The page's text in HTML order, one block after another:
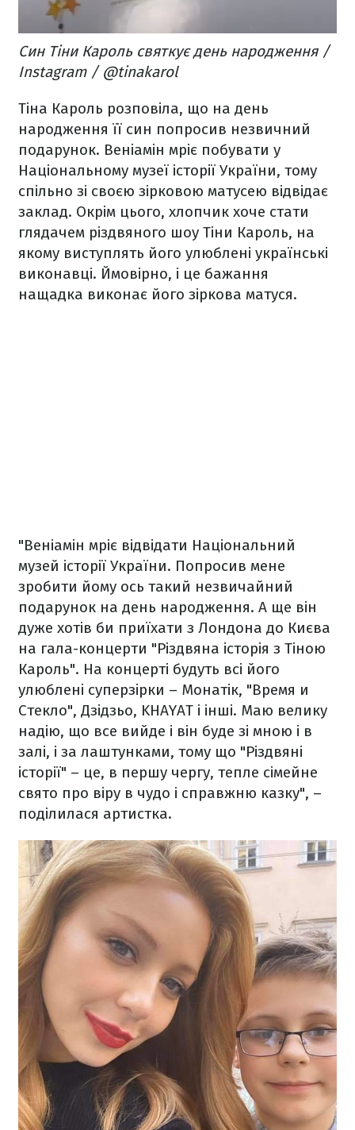
Син Тіни Кароль святкує день народження /
Instagram / @tinakarol
Тіна Кароль розповіла, що на день
народження її син попросив незвичний
подарунок. Веніамін мріє побувати у
Національному музеї історії України, тому
спільно зі своєю зірковою матусею відвідає
заклад. Окрім цього, хлопчик хоче стати
глядачем різдвяного шоу Тіни Кароль, на
якому виступлять його улюблені українські
виконавці. Ймовірно, і це бажання
нащадка виконає його зіркова матуся.
"Веніамін мріє відвідати Національний
музей історії України. Попросив мене
зробити йому ось такий незвичайний
подарунок на день народження. А ще він
дуже хотів би приїхати з Лондона до Києва
на гала-концерти "Різдвяна історія з Тіною
Кароль". На концерті будуть всі його
улюблені суперзірки – Монатік, "Время и
Стекло", Дзідзьо, KHAYAT і інші. Маю велику
надію, що все вийде і він буде зі мною і в
залі, і за лаштунками, тому що "Різдвяні
історії" – це, в першу чергу, тепле сімейне
свято про віру в чудо і справжню казку", –
поділилася артистка.